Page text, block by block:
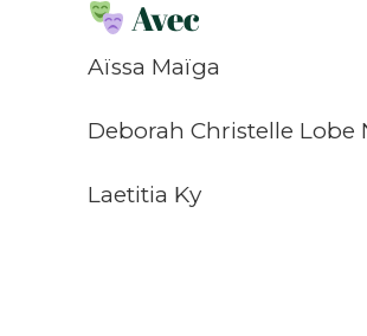
Avec
Aïssa Maïga
Deborah Christelle Lobe
Laetitia Ky